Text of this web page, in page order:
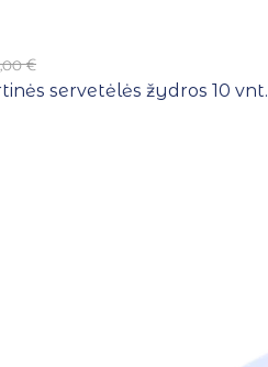
€
servetėlės žydros 10 vnt.